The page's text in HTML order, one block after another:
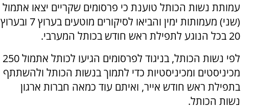
עמותת נשות הכותל טוענת כי פרסומים שקריים יצאו אתמול
(שני) מעמותות ימין והביאו לסיקורים מוטעים בערוץ 7 ובערוץ
20 בכל הנוגע לתפילת ראש חודש בכותל המערבי.
לפי נשות הכותל, בניגוד לפרסומים הגיעו לכותל אתמול 250
מכיניסטים ומכיניסטיות כדי לתמוך בנשות הכותל ולהשתתף
בתפילת ראש חודש אייר, ואיתם עוד כמאה חברות ארגון
נשות הכותל.